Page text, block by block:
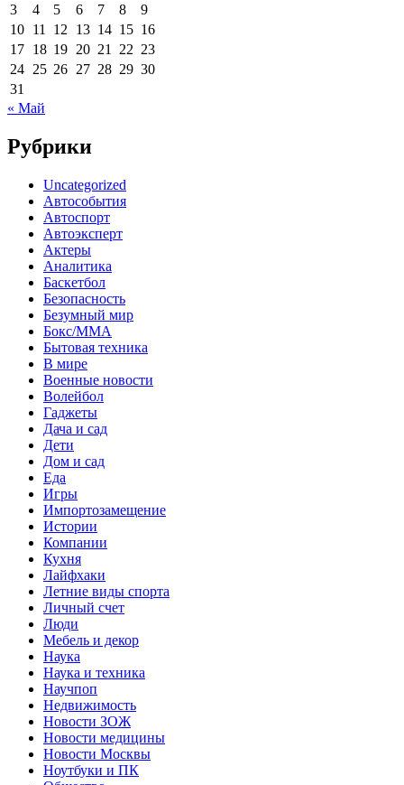
3
4 5 6 7 8
9
10 11 12 13 14 15 16
17 18 19 20 21 22 23
24 25 26 27 28 29 30
31
« Май
Рубрики
Uncategorized
Автособытия
Автоспорт
Автоэксперт
Актеры
Аналитика
Баскетбол
Безопасность
Безумный мир
Бокс/MMA
Бытовая техника
В мире
Военные новости
Волейбол
Гаджеты
Дача и сад
Дети
Дом и сад
Еда
Игры
Импортозамещение
Истории
Компании
Кухня
Лайфхаки
Летние виды спорта
Личный счет
Люди
Мебель и декор
Наука
Наука и техника
Научпоп
Недвижимость
Новости ЗОЖ
Новости медицины
Новости Москвы
Ноутбуки и ПК